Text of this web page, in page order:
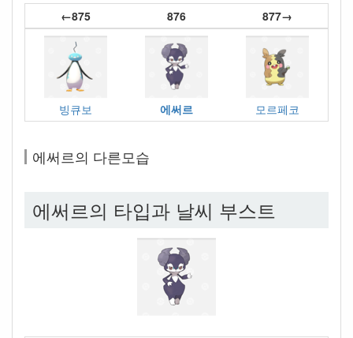
←875 876 877→
빙큐보 에써르 모르페코
에써르의 다른모습
에써르의 타입과 날씨 부스트